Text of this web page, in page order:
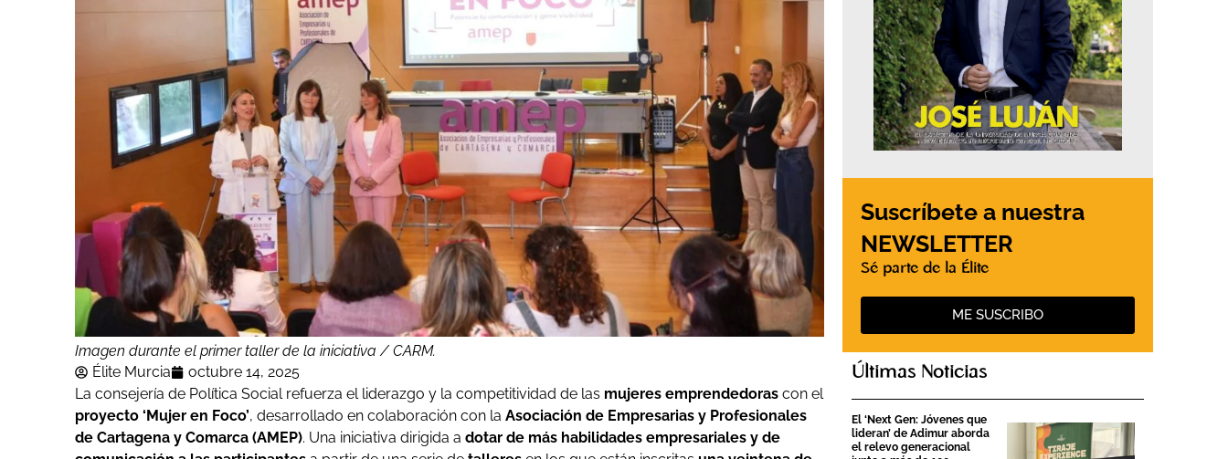
Imagen durante el primer taller de la iniciativa / CARM.
Élite Murcia
octubre 14, 2025
La consejería de Política Social refuerza el liderazgo y la competitividad de las mujeres emprendedoras con el
proyecto ‘Mujer en Foco’, desarrollado en colaboración con la Asociación de Empresarias y Profesionales
de Cartagena y Comarca (AMEP). Una iniciativa dirigida a dotar de más habilidades empresariales y de
Suscríbete a nuestra
NEWSLETTER
Sé parte de la Élite
ME SUSCRIBO
Últimas Noticias
El ‘Next Gen: Jóvenes que
lideran’ de Adimur aborda
el relevo generacional